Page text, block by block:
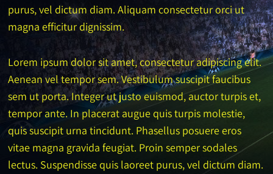
purus, vel dictum diam. Aliquam consectetur orci ut
magna efficitur dignissim.
Lorem ipsum dolor sit amet, consectetur adipiscing elit.
Aenean vel tempor sem. Vestibulum suscipit faucibus
sem ut porta. Integer ut justo euismod, auctor turpis et,
tempor ante. In placerat augue quis turpis molestie,
quis suscipit urna tincidunt. Phasellus posuere eros
vitae magna gravida feugiat. Proin semper sodales
lectus. Suspendisse quis laoreet purus, vel dictum diam.